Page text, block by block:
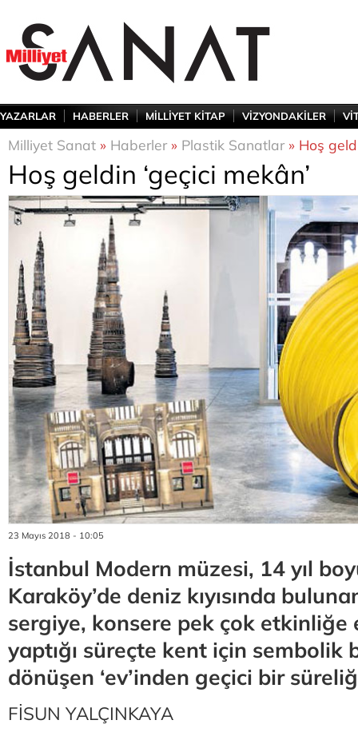
YAZARLAR HABERLER MİLLİYET KİTAP VİZYONDAKİLER
Milliyet Sanat » Haberler» Plastik Sanatlar» Hoş
Hoş geldin ‘geçici mekân’
23 Mayıs 2018 - 10:05
İstanbul Modern müzesi, 14 yıl
Karaköy’de deniz kıyısında
sergiye, konsere pek çok etkinliğe
yaptığı süreçte kent için sembolik
dönüşen ‘ev’inden geçici bir
FİSUN YALÇINKAYA